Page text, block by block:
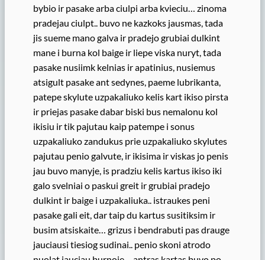
bybio ir pasake arba ciulpi arba kvieciu… zinoma
pradejau ciulpt.. buvo ne kazkoks jausmas, tada
jis sueme mano galva ir pradejo grubiai dulkint
mane i burna kol baige ir liepe viska nuryt, tada
pasake nusiimk kelnias ir apatinius, nusiemus
atsigult pasake ant sedynes, paeme lubrikanta,
patepe skylute uzpakaliuko kelis kart ikiso pirsta
ir priejas pasake dabar biski bus nemalonu kol
ikisiu ir tik pajutau kaip patempe i sonus
uzpakaliuko zandukus prie uzpakaliuko skylutes
pajutau penio galvute, ir ikisima ir viskas jo penis
jau buvo manyje, is pradziu kelis kartus ikiso iki
galo svelniai o paskui greit ir grubiai pradejo
dulkint ir baige i uzpakaliuka.. istraukes peni
pasake gali eit, dar taip du kartus susitiksim ir
busim atsiskaite… grizus i bendrabuti pas drauge
jauciausi tiesiog sudinai.. penio skoni atrodo